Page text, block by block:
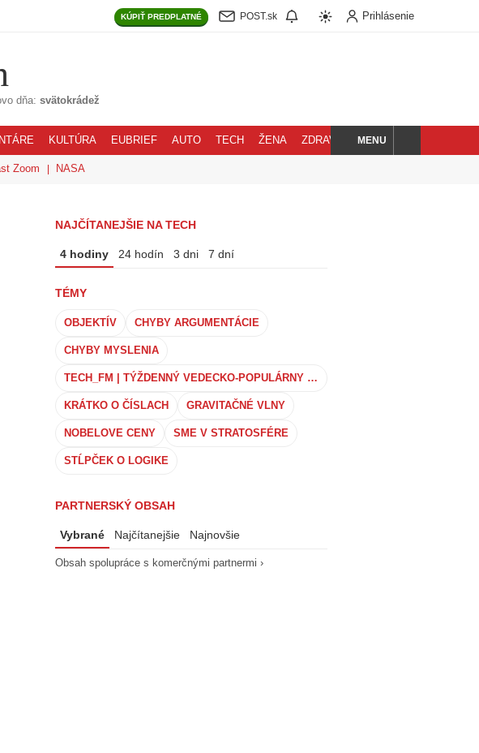
KÚPIŤ PREDPLATNÉ POST.sk Prihlásenie
dňa: svätokrádež
KULTÚRA EUBRIEF AUTO TECH ŽENA ZDRAVIE BLOG
HĽADAJMENU
Zoom NASA
NAJČÍTANEJŠIE NA TECH
4 hodiny 24 hodín 3 dni 7 dní
TÉMY
OBJEKTÍV CHYBY ARGUMENTÁCIE
CHYBY MYSLENIA
TECH_FM | TÝŽDENNÝ VEDECKO-POPULÁRNY PODCAST
KRÁTKO O ČÍSLACH GRAVITAČNÉ VLNY
NOBELOVE CENY SME V STRATOSFÉRE
STĹPČEK O LOGIKE
PARTNERSKÝ OBSAH
Vybrané Najčítanejšie Najnovšie
Obsah spolupráce s komerčnými partnermi ›